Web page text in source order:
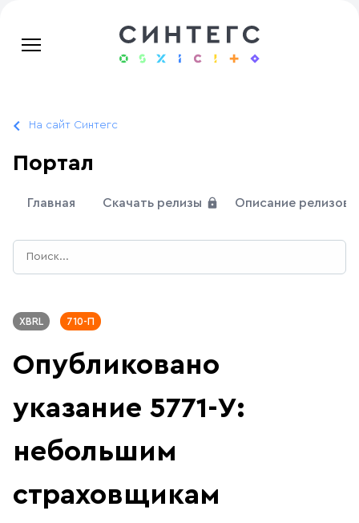
На сайт Синтегс
Портал
Главная Скачать релизы Описание релизов
XBRL 710-П
Опубликовано
указание 5771-У:
небольшим
страховщикам